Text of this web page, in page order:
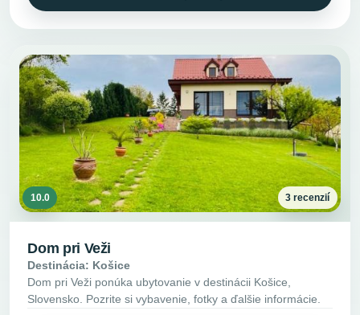
10.0 3 recenzií
Dom pri Veži
Destinácia: Košice
Dom pri Veži ponúka ubytovanie v destinácii Košice,
Slovensko. Pozrite si vybavenie, fotky a ďalšie informácie.